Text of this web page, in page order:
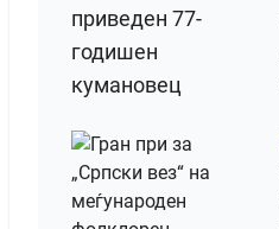
приведен 77-
годишен
кумановец